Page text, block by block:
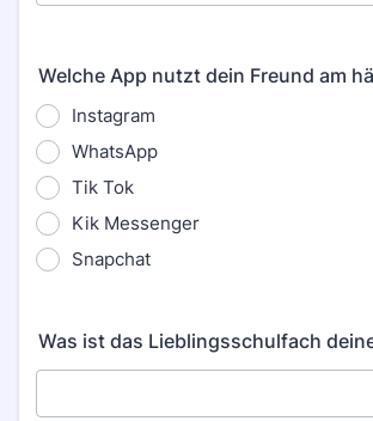
Welche App nutzt dein Freund am
Instagram
WhatsApp
Tik Tok
Kik Messenger
Snapchat
Was ist das Lieblingsschulfach